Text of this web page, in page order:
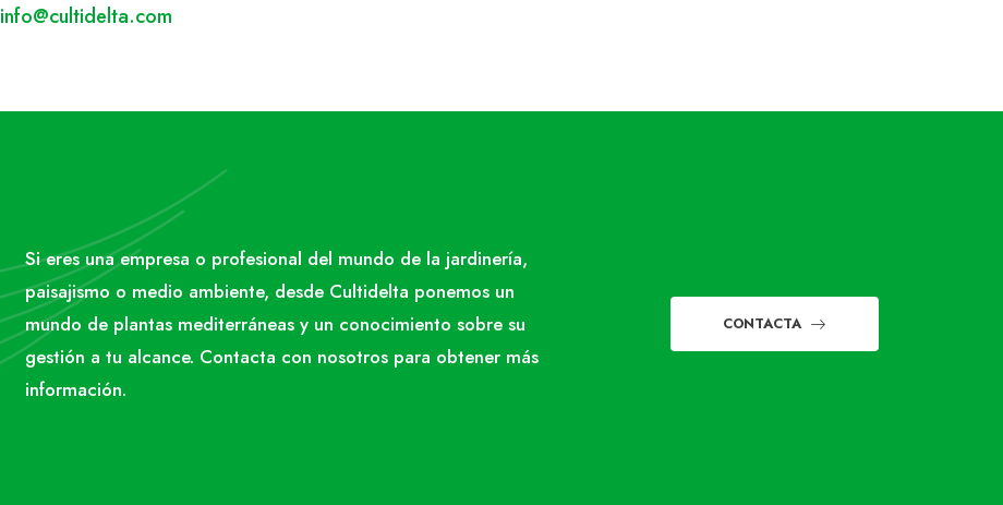
info@cultidelta.com
Si eres una empresa o profesional del mundo de la jardinería,
paisajismo o medio ambiente, desde Cultidelta ponemos un
mundo de plantas mediterráneas y un conocimiento sobre su
gestión a tu alcance. Contacta con nosotros para obtener más
información.
CONTACTA